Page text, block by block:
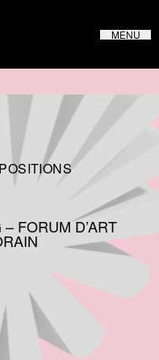
LUXEMBOURG
MENU
FORUM D’ART